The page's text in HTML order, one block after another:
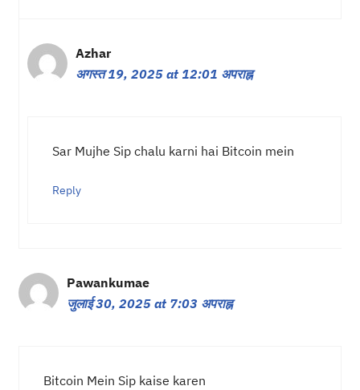
Azhar
अगस्त 19, 2025 at 12:01 अपराह्न
Sar Mujhe Sip chalu karni hai Bitcoin mein
Reply
Pawankumae
जुलाई 30, 2025 at 7:03 अपराह्न
Bitcoin Mein Sip kaise karen